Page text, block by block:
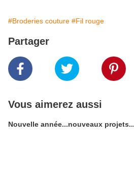
#Broderies couture #Fil rouge
Partager
Vous aimerez aussi
Nouvelle année...nouveaux projets...